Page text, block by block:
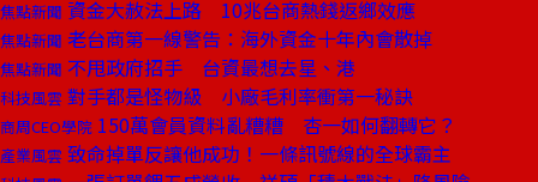
焦點新聞 資金大赦法上路 10兆台商熱錢返鄉效應
焦點新聞 老台商第一線警告：海外資金十年內會散掉
焦點新聞 不甩政府招手 台資最想去星、港
科技風雲 對手都是怪物級 小廠毛利率衝第一秘訣
商周CEO學院 150萬會員資料亂糟糟 杏一如何翻轉它？
產業風雲 致命掉單反讓他成功！一條訊號線的全球霸主